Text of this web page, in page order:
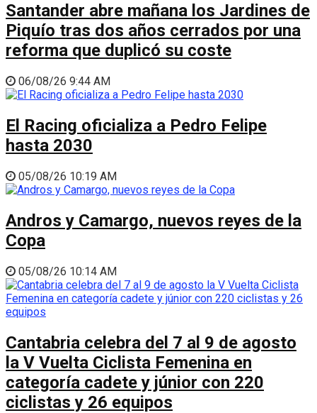
Santander abre mañana los Jardines de
Piquío tras dos años cerrados por una
reforma que duplicó su coste
06/08/26 9:44 AM
El Racing oficializa a Pedro Felipe
hasta 2030
05/08/26 10:19 AM
Andros y Camargo, nuevos reyes de la
Copa
05/08/26 10:14 AM
Cantabria celebra del 7 al 9 de agosto
la V Vuelta Ciclista Femenina en
categoría cadete y júnior con 220
ciclistas y 26 equipos